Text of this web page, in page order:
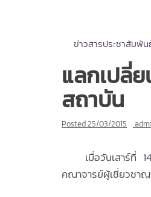
ข่าวสารประชาสัมพัน
แลกเปลี่
สถาบัน
Posted25/03/2015
เมื่อวันเสาร์ที่ 14
คณาจารย์ผู้เชี่ยวช